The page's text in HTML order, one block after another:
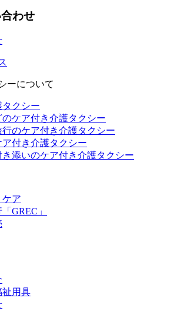
わせ
ーについて
クシー
ケア付き介護タクシー
のケア付き介護タクシー
付き介護タクシー
添いのケア付き介護タクシー
ケア
GREC」
祉用具